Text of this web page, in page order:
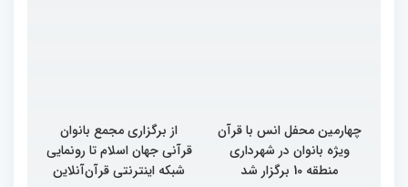
چهارمین محفل انس با قرآن
ویژه بانوان در شهرداری
منطقه 10 برگزار شد
از برگزاری مجمع بانوان
قرآنی جهان اسلام تا رونمایی
شبکه اینترنتی قرآن‌آنلاین